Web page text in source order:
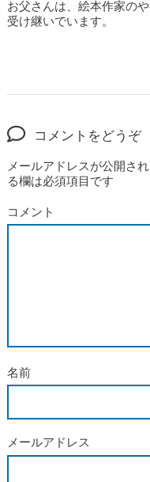
お父さんは、絵本作家の
受け継いでいます。
コメントをどうぞ
メールアドレスが公開さ
る欄は必須項目です
コメント
名前
メールアドレス